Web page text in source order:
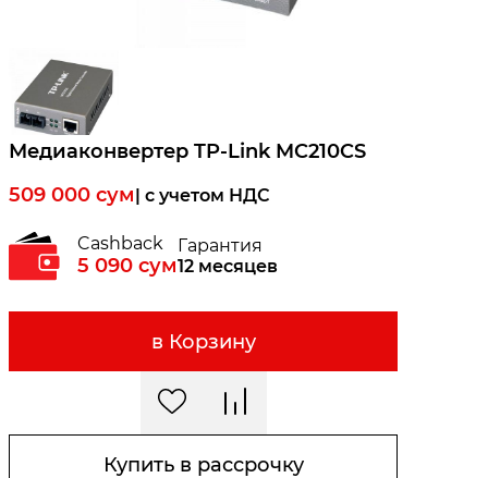
Медиаконвертер TP-Link MC210CS
509 000 сум| c учетом НДС
Cashback
5 090 сум
Гарантия
12 месяцев
в Корзину
Купить в рассрочку